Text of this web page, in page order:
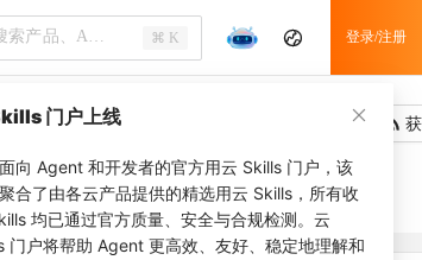
⌘ K 登录/注册
库表列门户上线
向 Agent 和开发者的官方用云 Skills 门户，该
合了由各云产品提供的精选用云 Skills，所有收
均已通过官方质量、安全与合规检测。云
门户将帮助 Agent 更高效、友好、稳定地理解和